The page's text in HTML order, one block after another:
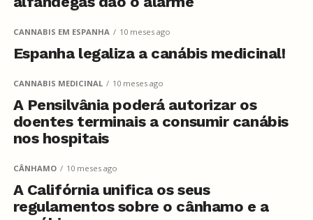
CANNABIS EM ESPANHA 10 meses ago
Espanha legaliza a canábis medicinal!
CANNABIS MEDICINAL 10 meses ago
A Pensilvânia poderá autorizar os
doentes terminais a consumir canábis
nos hospitais
CÂNHAMO 10 meses ago
A Califórnia unifica os seus
regulamentos sobre o cânhamo e a